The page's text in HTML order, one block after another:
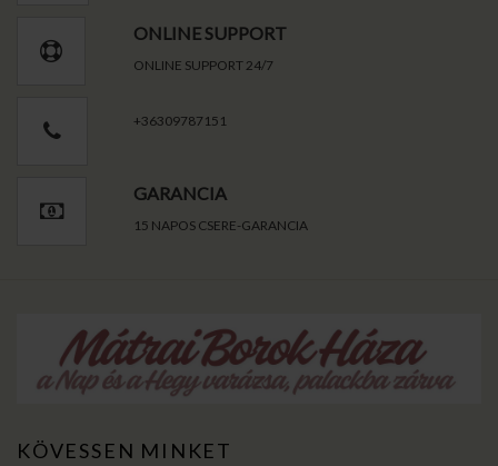
ONLINE SUPPORT
ONLINE SUPPORT 24/7
+36309787151
GARANCIA
15 NAPOS CSERE-GARANCIA
KÖVESSEN MINKET